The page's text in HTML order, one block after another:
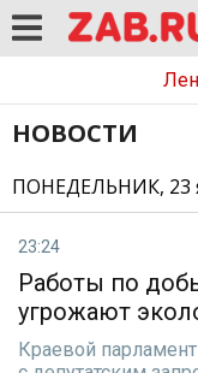
НОВОСТИ
ПОНЕДЕЛЬНИК, 23
23:24
Работы по
угрожают
Краевой